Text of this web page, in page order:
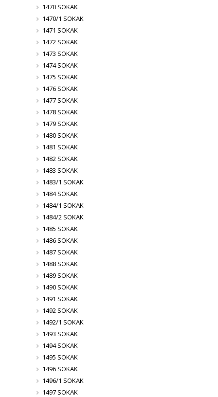
1470 SOKAK
1470/1 SOKAK
1471 SOKAK
1472 SOKAK
1473 SOKAK
1474 SOKAK
1475 SOKAK
1476 SOKAK
1477 SOKAK
1478 SOKAK
1479 SOKAK
1480 SOKAK
1481 SOKAK
1482 SOKAK
1483 SOKAK
1483/1 SOKAK
1484 SOKAK
1484/1 SOKAK
1484/2 SOKAK
1485 SOKAK
1486 SOKAK
1487 SOKAK
1488 SOKAK
1489 SOKAK
1490 SOKAK
1491 SOKAK
1492 SOKAK
1492/1 SOKAK
1493 SOKAK
1494 SOKAK
1495 SOKAK
1496 SOKAK
1496/1 SOKAK
1497 SOKAK